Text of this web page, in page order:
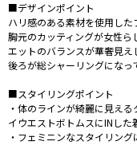
■デザインポイント
ハリ感のある素材を使用した
胸元のカッティングが女性
エットのバランスが華奢見え
後ろが総シャーリングになっ
■スタイリングポイント
・体のラインが綺麗に見え
イウエストボトムスにINした
・フェミニンなスタイリン